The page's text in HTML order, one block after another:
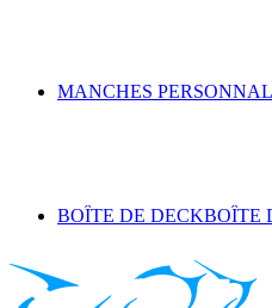
MANCHES
BOÎTE DE DECKBOÎTE